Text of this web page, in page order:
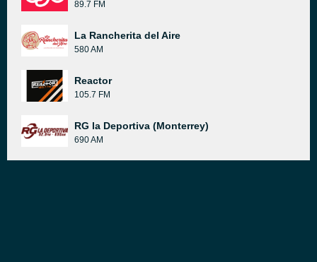
89.7 FM
La Rancherita del Aire
580 AM
Reactor
105.7 FM
RG la Deportiva (Monterrey)
690 AM